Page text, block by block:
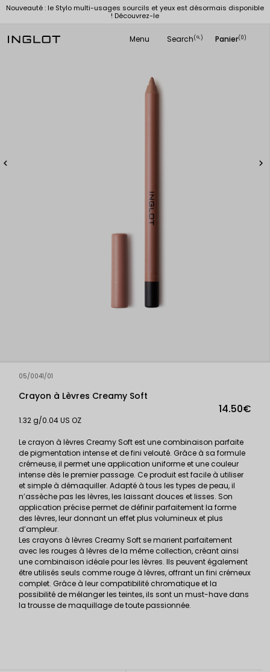
Nouveauté : le Stylo multi-usages sourcils et yeux est désormais disponible
! Découvrez-le
Menu Search(
search ) Panier(0)
 
05/0041/01
Crayon à Lèvres Creamy Soft
14.50€
1.32 g/0.04 US OZ
Le crayon à lèvres Creamy Soft est une combinaison parfaite
de pigmentation intense et de fini velouté. Grâce à sa formule
crémeuse, il permet une application uniforme et une couleur
intense dès le premier passage. Ce produit est facile à utiliser
et simple à démaquiller. Adapté à tous les types de peau, il
n’assèche pas les lèvres, les laissant douces et lisses. Son
application précise permet de définir parfaitement la forme
des lèvres, leur donnant un effet plus volumineux et plus
d’ampleur.
Les crayons à lèvres Creamy Soft se marient parfaitement
avec les rouges à lèvres de la même collection, créant ainsi
une combinaison idéale pour les lèvres. Ils peuvent également
être utilisés seuls comme rouge à lèvres, offrant un fini crémeux
complet. Grâce à leur compatibilité chromatique et la
possibilité de mélanger les teintes, ils sont un must-have dans
la trousse de maquillage de toute passionnée.